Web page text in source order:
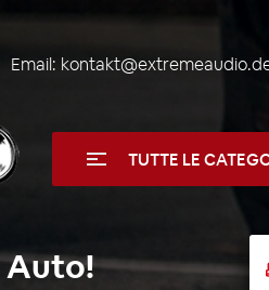
Email:
TUTTE LE
Auto!